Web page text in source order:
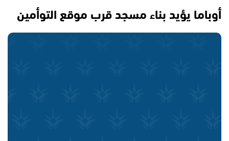
أوباما يؤيد بناء مسجد قرب موقع التوأمين